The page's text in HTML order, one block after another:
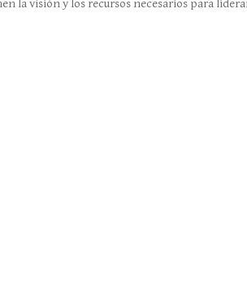
la visión y los recursos necesarios para